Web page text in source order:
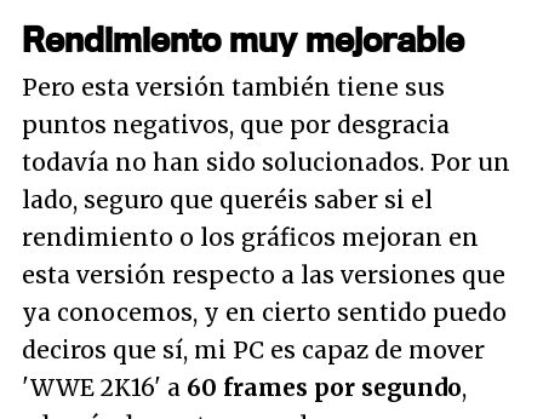
Rendimiento muy mejorable
Pero esta versión también tiene sus
puntos negativos, que por desgracia
todavía no han sido solucionados. Por un
lado, seguro que queréis saber si el
rendimiento o los gráficos mejoran en
esta versión respecto a las versiones que
ya conocemos, y en cierto sentido puedo
deciros que sí, mi PC es capaz de mover
'WWE 2K16' a 60 frames por segundo,